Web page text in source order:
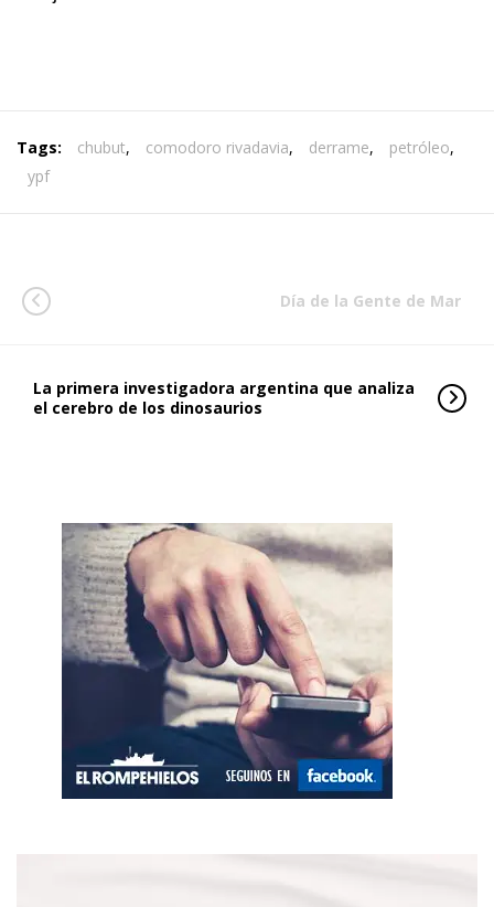
Tags: chubut, comodoro rivadavia, derrame, petróleo,
ypf
Día de la Gente de Mar
La primera investigadora argentina que analiza
el cerebro de los dinosaurios